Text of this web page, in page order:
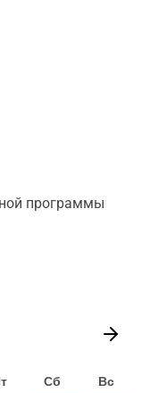
программы
Сб Вс